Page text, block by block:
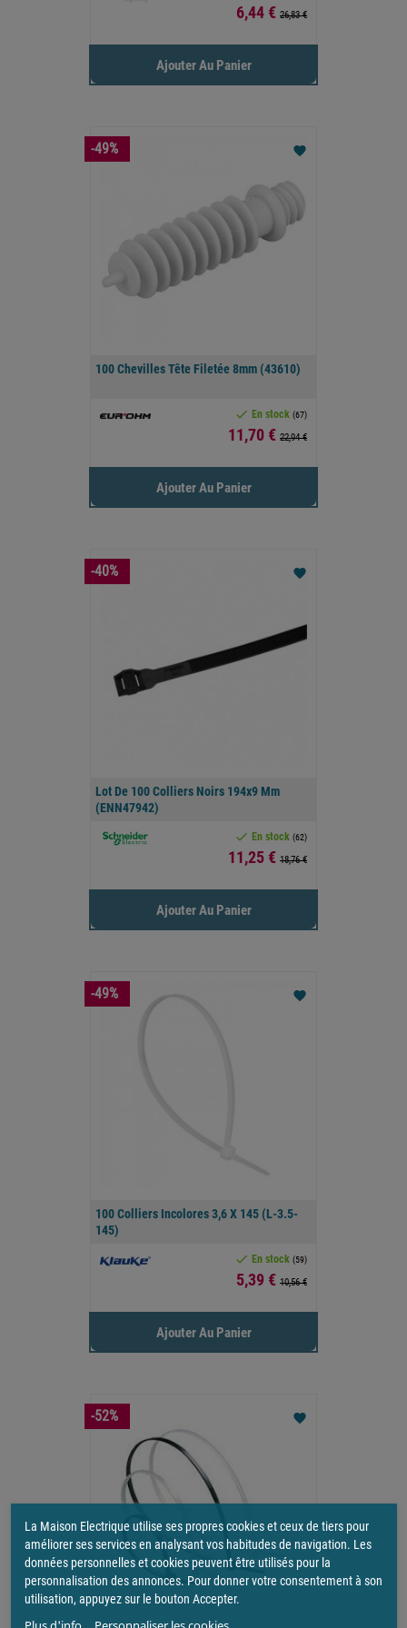
Prix
6,44 € 26,83 €
Ajouter Au Panier
100 Chevilles Tête Filetée 8mm (43610)
 En stock (67)
Prix
11,70 € 22,94 €
favorite
Ajouter Au Panier
-49%
Lot De 100 Colliers Noirs 194x9 Mm
(ENN47942)
 En stock (62)
Prix
11,25 € 18,76 €
favorite
Ajouter Au Panier
-40%
100 Colliers Incolores 3,6 X 145 (L-3.5-
145)
 En stock (59)
Prix
5,39 € 10,56 €
favorite
Ajouter Au Panier
-49%
favorite
-52%
La Maison Electrique utilise ses propres cookies et ceux de tiers pour
améliorer ses services en analysant vos habitudes de navigation. Les
données personnelles et cookies peuvent être utilisés pour la
personnalisation des annonces. Pour donner votre consentement à son
utilisation, appuyez sur le bouton Accepter.